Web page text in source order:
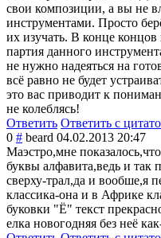
свои композиции, а вы не
инструментами. Просто
их изучать. В конце
партия данного
не нужно надеяться на
всё равно не будет
это вас приводит к
не колеблясь!
Ответить Ответить с
0 # beard 04.02.2013 20:47
Маэстро,мне
буквы алфавита,ведь и так
сверху-трал,да и вообше,я
классика-она и в Африке
буковки "Ё" текст
елка новогодняя без неё